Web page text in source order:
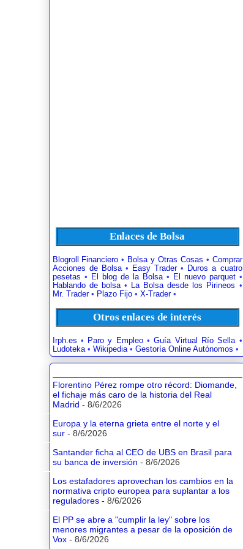
Enlaces de Bolsa
Blogroll Financiero • Bolsa y Otras Cosas • Comprar
Acciones de Bolsa• Easy Trader•
Duros a cuatro
pesetas • El blog de la Bolsa• El nuevo parquet•
Hablando de bolsa• La Bolsa desde los Pirineos •
Mr. Trader• Plazo Fijo• X-Trader•
Otros enlaces de interés
Irph.es • Paro y Empleo•Guía Virtual Río Sella•
Ludoteka• Wikipedia• Gestoría Online Autónomos •
Florentino Pérez rompe otro récord: Diomande,
el fichaje más caro de la historia del Real
Madrid - 8/6/2026
Europa y la eterna grieta entre el norte y el
sur- 8/6/2026
Santander ficha al CEO de UBS en Brasil para
su banca de inversión - 8/6/2026
Los estafadores aprovechan los cambios en la
normativa cripto europea para suplantar a los
reguladores- 8/6/2026
El PP se abre a "cumplir la ley" sobre los
menores migrantes a pesar de la oposición de
Vox- 8/6/2026